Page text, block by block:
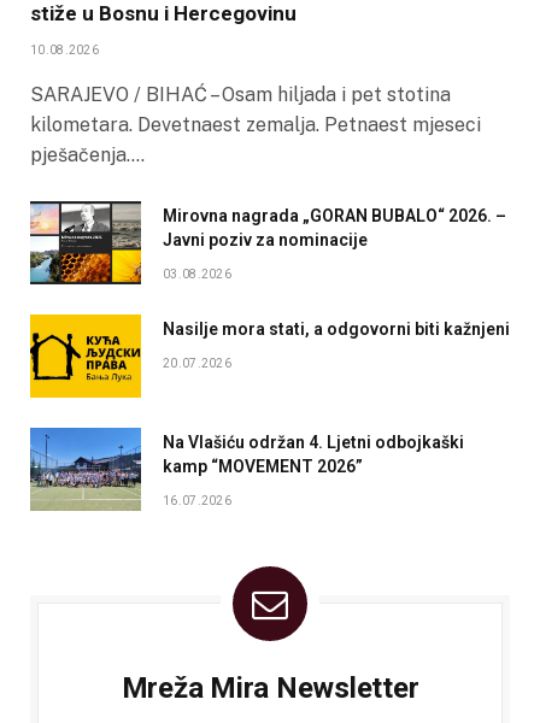
stiže u Bosnu i Hercegovinu
10.08.2026
SARAJEVO / BIHAĆ – Osam hiljada i pet stotina
kilometara. Devetnaest zemalja. Petnaest mjeseci
pješačenja.…
Mirovna nagrada „GORAN BUBALO“ 2026. –
Javni poziv za nominacije
03.08.2026
Nasilje mora stati, a odgovorni biti kažnjeni
20.07.2026
Na Vlašiću održan 4. Ljetni odbojkaški
kamp “MOVEMENT 2026”
16.07.2026
Mreža Mira Newsletter